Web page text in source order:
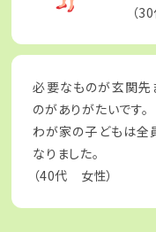
（
必要なものが玄関先
のがありがたいです。
わが家の子どもは全
なりました。
（40代 女性）